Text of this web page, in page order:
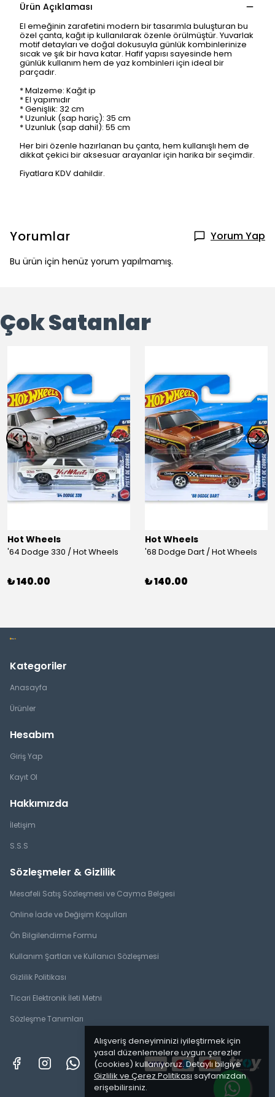
Alışveriş deneyiminizi iyileştirmek için
yasal düzenlemelere uygun çerezler
(cookies) kullanıyoruz. Detaylı bilgiye
Gizlilik ve Çerez Politikası sayfamızdan
erişebilirsiniz.
Ürün Açıklaması
El emeğinin zarafetini modern bir tasarımla buluşturan bu
özel çanta, kağıt ip kullanılarak özenle örülmüştür. Yuvarlak
motif detayları ve doğal dokusuyla günlük kombinlerinize
sıcak ve şık bir hava katar. Hafif yapısı sayesinde hem
günlük kullanım hem de yaz kombinleri için ideal bir
parçadır.
* Malzeme: Kağıt ip
* El yapımıdır
* Genişlik: 32 cm
* Uzunluk (sap hariç): 35 cm
* Uzunluk (sap dahil): 55 cm
Her biri özenle hazırlanan bu çanta, hem kullanışlı hem de
dikkat çekici bir aksesuar arayanlar için harika bir seçimdir.
Fiyatlara KDV dahildir.
Yorumlar Yorum Yap
Bu ürün için henüz yorum yapılmamış.
Çok Satanlar
Hot Wheels
'64 Dodge 330 / Hot Wheels
₺ 140.00
Hot Wheels
'68 Dodge Dart / Hot Wheels
₺ 140.00
Kategoriler
Anasayfa
Ürünler
Hesabım
Giriş Yap
Kayıt Ol
Hakkımızda
İletişim
S.S.S
Sözleşmeler & Gizlilik
Mesafeli Satış Sözleşmesi ve Cayma Belgesi
Online İade ve Değişim Koşulları
Ön Bilgilendirme Formu
Kullanım Şartları ve Kullanıcı Sözleşmesi
Gizlilik Politikası
Ticari Elektronik İleti Metni
Sözleşme Tanımları